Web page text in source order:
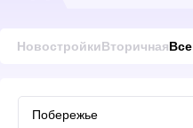
НовостройкиВторичнаяВсе